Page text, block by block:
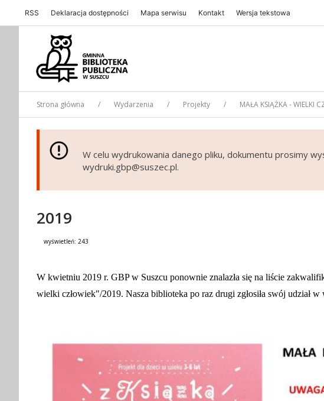
RSS Deklaracja dostępności Mapa serwisu Kontakt Wersja tekstowa
Strona główna Wydarzenia Projekty MAŁA KSIĄŻKA - WIELKI
W celu wydrukowania danego pliku, dokumentu prosimy
wydruki.gbp@suszec.pl.
2019
wyświetleń: 243
W kwietniu 2019 r. GBP w Suszcu ponownie znalazła się na liście
wielki człowiek"/2019. Nasza biblioteka po raz drugi zgłosiła swój udział w